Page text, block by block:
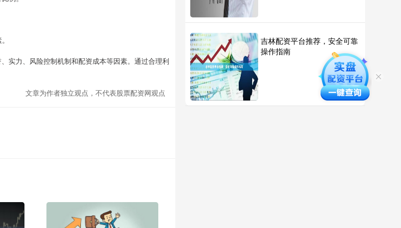
实力、风险控制机制和配资成本等因素。通过合理利
文章为作者独立观点，不代表股票配资网观点
吉林配资平台推荐，安全可靠
操作指南